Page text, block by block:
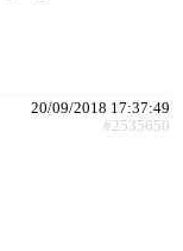
20/09/2018 17:37:49
#2535650